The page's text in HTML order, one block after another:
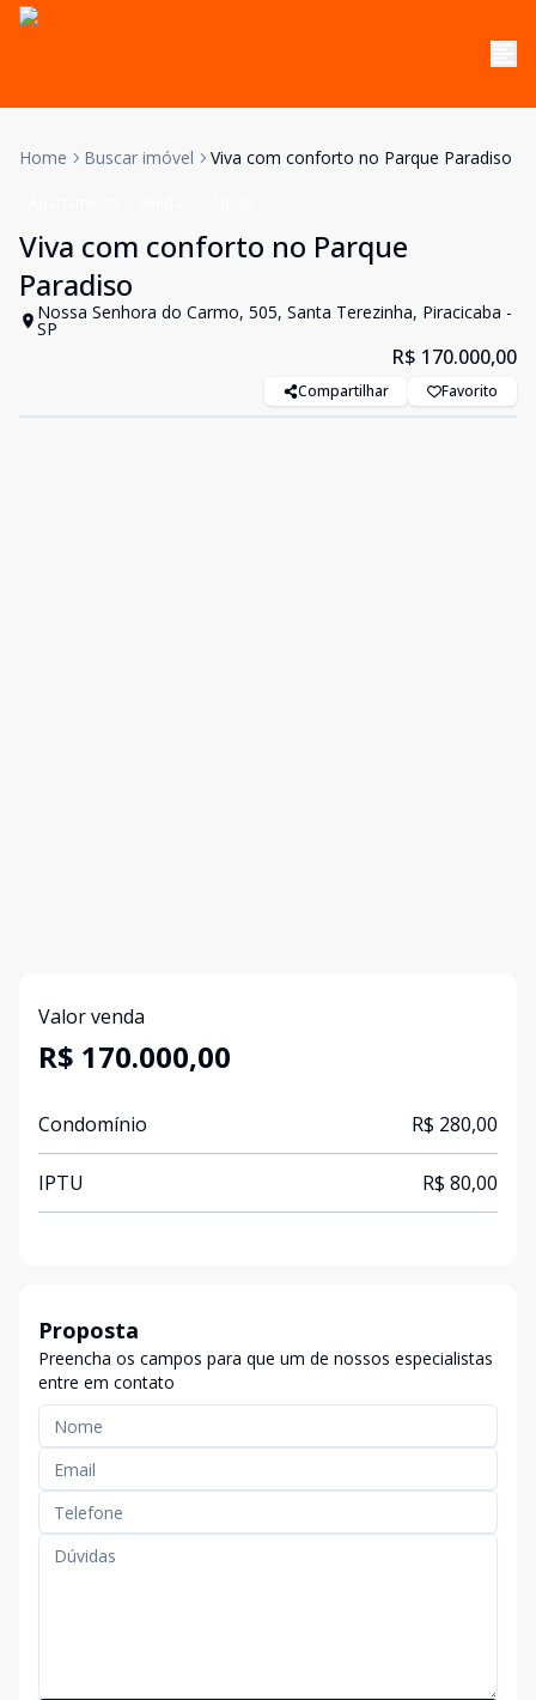
Home Buscar imóvel Viva com conforto no Parque Paradiso
Viva com conforto no Parque
Paradiso
Nossa Senhora do Carmo, 505, Santa Terezinha, Piracicaba -
SP
R$ 170.000,00
Compartilhar Favorito
Valor venda
R$ 170.000,00
Condomínio R$ 280,00
IPTU R$ 80,00
Proposta
Preencha os campos para que um de nossos especialistas
entre em contato